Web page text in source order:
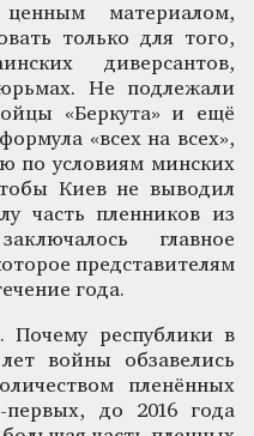
материалом,
только для того,
диверсантов,
Не подлежали
«Беркута» и ещё
«всех на всех»,
по условиям минских
Киев не выводил
часть пленников из
главное
представителям
года.
Почему республики в
войны обзавелись
пленённых
до 2016 года